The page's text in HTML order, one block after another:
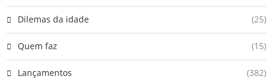
Dilemas da idade (25)
Quem faz (15)
Lançamentos (382)